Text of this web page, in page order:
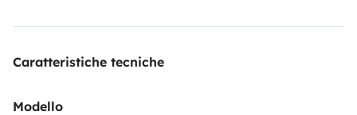
Caratteristiche tecniche
Modello